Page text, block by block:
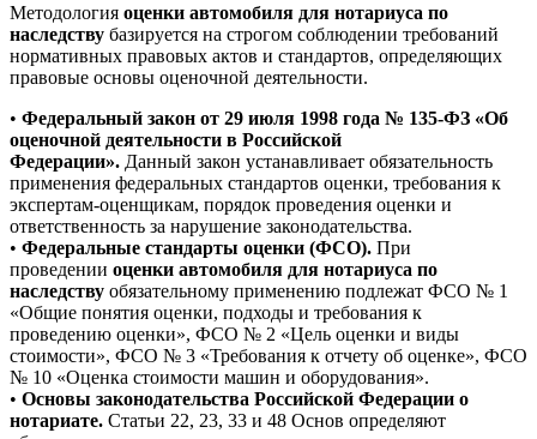
Методология оценки автомобиля для нотариуса по
наследству базируется на строгом соблюдении требований
нормативных правовых актов и стандартов, определяющих
правовые основы оценочной деятельности.
• Федеральный закон от 29 июля 1998 года № 135-ФЗ «Об
оценочной деятельности в Российской
Федерации». Данный закон устанавливает обязательность
применения федеральных стандартов оценки, требования к
экспертам-оценщикам, порядок проведения оценки и
ответственность за нарушение законодательства.
• Федеральные стандарты оценки (ФСО). При
проведении оценки автомобиля для нотариуса по
наследству обязательному применению подлежат ФСО № 1
«Общие понятия оценки, подходы и требования к
проведению оценки», ФСО № 2 «Цель оценки и виды
стоимости», ФСО № 3 «Требования к отчету об оценке», ФСО
№ 10 «Оценка стоимости машин и оборудования».
• Основы законодательства Российской Федерации о
нотариате. Статьи 22, 23, 33 и 48 Основ определяют